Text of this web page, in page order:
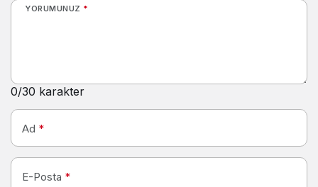
YORUMUNUZ *
0/30 karakter
Ad *
E-Posta *